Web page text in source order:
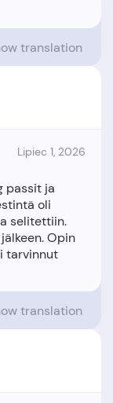
translation
Lipiec 1, 2026
passit ja
oli
selitettiin.
Opin
tarvinnut
translation